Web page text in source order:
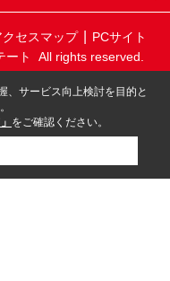
クセスマップ
PCサイト
ート All rights reserved.
、サービス向上検討を目的と
をご確認ください。